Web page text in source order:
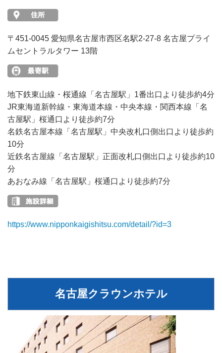
〒451-0045 愛知県名古屋市西区名駅2-27-8 名古屋プライ
ムセントラルタワー 13階
地下鉄東山線・桜通線「名古屋駅」1番出口より徒歩約4分
JR東海道新幹線・東海道本線・中央本線・関西本線「名
古屋駅」桜通口より徒歩約7分
名鉄名古屋本線「名古屋駅」中央改札口側出口より徒歩約
10分
近鉄名古屋線「名古屋駅」正面改札口側出口より徒歩約10
分
あおなみ線「名古屋駅」桜通口より徒歩約7分
https://www.nipponkaigishitsu.com/detail/?id=3
名古屋クラウンホテル